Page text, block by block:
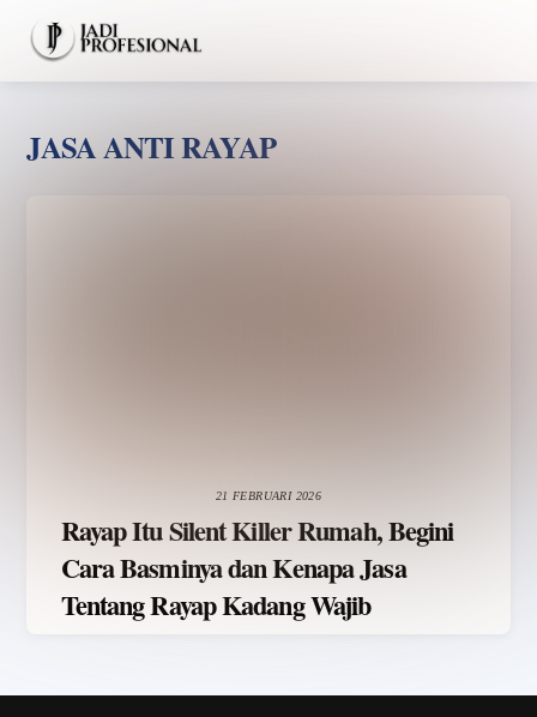
content
JASA ANTI RAYAP
21 FEBRUARI 2026
Rayap Itu Silent Killer Rumah, Begini
Cara Basminya dan Kenapa Jasa
Tentang Rayap Kadang Wajib